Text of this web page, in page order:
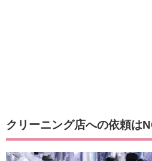
クリーニング店への依頼は